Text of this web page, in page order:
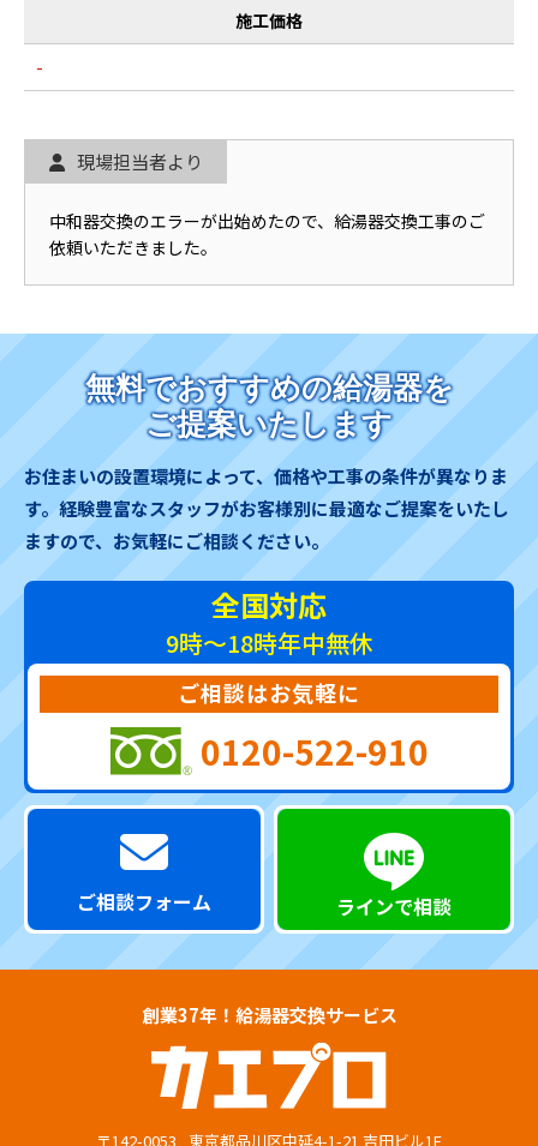
施工価格
-
現場担当者より
中和器交換のエラーが出始めたので、給湯器交換工事のご
依頼いただきました。
無料でおすすめの給湯器を
ご提案いたします
お住まいの設置環境によって、価格や工事の条件が異なりま
す。 経験豊富なスタッフがお客様別に最適なご提案をいたし
ますので、お気軽にご相談ください。
全国対応
9時～18時年中無休
ご相談はお気軽に
0120-522-910
ご相談フォーム ラインで相談
創業37年！給湯器交換サービス
〒142-0053 東京都品川区中延4-1-21 吉田ビル1F